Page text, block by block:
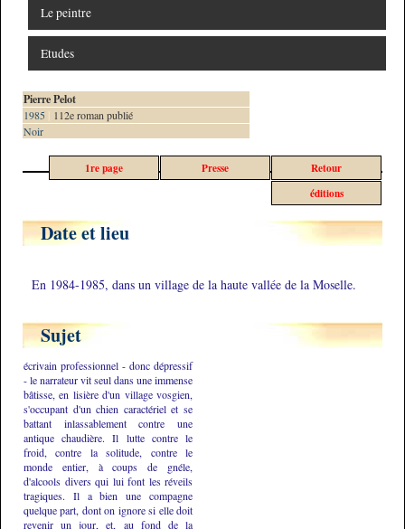
Le peintre
Etudes
Pierre Pelot
1985
112e roman publié
Noir
Retour
Presse
1re page
éditions
Date et lieu
En 1984-1985, dans un village de la haute vallée de la Moselle.
Sujet
écrivain professionnel - donc dépressif
- le narrateur vit seul dans une immense
bâtisse, en lisière d'un village vosgien,
s'occupant d'un chien caractériel et se
battant inlassablement contre une
antique chaudière. Il lutte contre le
froid, contre la solitude, contre le
monde entier, à coups de gnéle,
d'alcools divers qui lui font les réveils
tragiques. Il a bien une compagne
quelque part, dont on ignore si elle doit
revenir un jour, et, au fond de la